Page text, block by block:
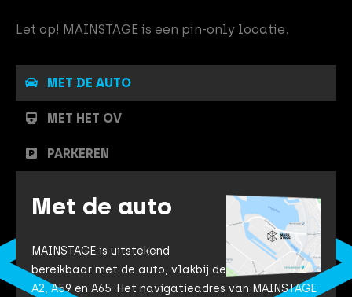
Let op! MAINSTAGE is een pin-only locatie.
MET DE AUTO
MET HET OV
PARKEREN
Met de auto
MAINSTAGE is uitstekend
bereikbaar met de auto, vlakbij de
A2, A59 en A65. Het navigatieadres van MAINSTAGE